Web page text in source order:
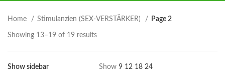
Home Stimulanzien (SEX-VERSTÄRKER) Page 2
Showing 13–19 of 19 results
Show sidebar Show 9 12 18 24